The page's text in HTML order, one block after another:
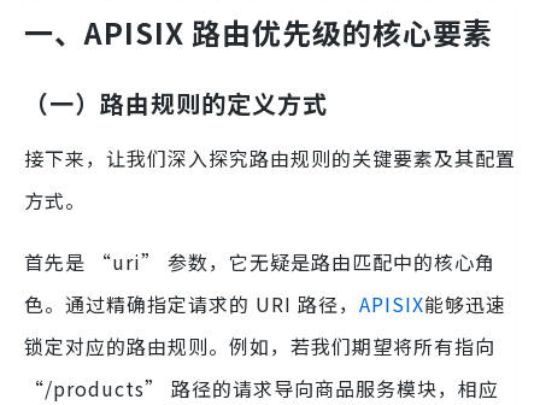
一、APISIX 路由优先级的核心要素
（一）路由规则的定义方式
接下来，让我们深入探究路由规则的关键要素及其配置
方式。
首先是 “uri” 参数，它无疑是路由匹配中的核心角
色。通过精确指定请求的 URI 路径， APISIX能够迅速
锁定对应的路由规则。例如，若我们期望将所有指向
“/products” 路径的请求导向商品服务模块，相应